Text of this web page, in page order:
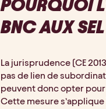
POURQUOI
BNC AUX
La jurisprudence (CE
pas de lien de
peuvent donc opter
Cette mesure s’applique